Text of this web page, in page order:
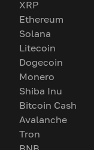
XRP
Ethereum
Solana
Litecoin
Dogecoin
Monero
Shiba Inu
Bitcoin Cash
Avalanche
Tron